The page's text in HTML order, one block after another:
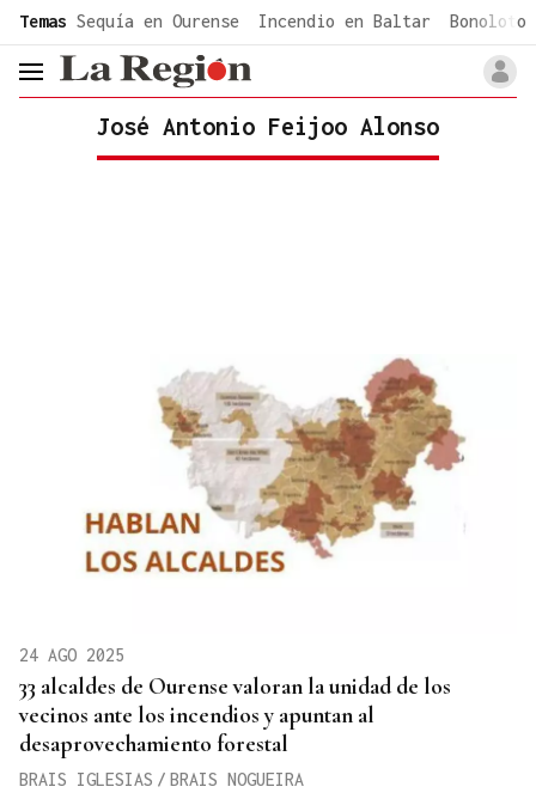
common.go-to-content
Temas Sequía en Ourense Incendio en Baltar Bonoloto
header.menu.open
José Antonio Feijoo Alonso
24 AGO 2025
33 alcaldes de Ourense valoran la unidad de los
vecinos ante los incendios y apuntan al
desaprovechamiento forestal
BRAIS IGLESIAS / BRAIS NOGUEIRA